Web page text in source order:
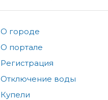
О городе
О портале
Регистрация
Отключение воды
Купели